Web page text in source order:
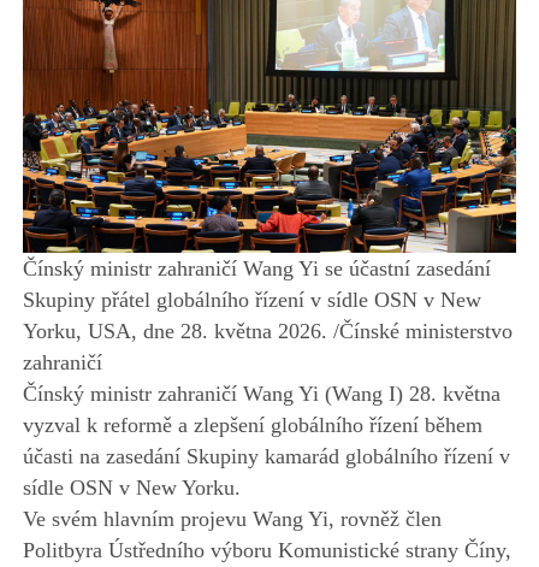
Čínský ministr zahraničí Wang Yi se účastní zasedání
Skupiny přátel globálního řízení v sídle OSN v New
Yorku, USA, dne 28. května 2026. /Čínské ministerstvo
zahraničí
Čínský ministr zahraničí Wang Yi (Wang I) 28. května
vyzval k reformě a zlepšení globálního řízení během
účasti na zasedání Skupiny kamarád globálního řízení v
sídle OSN v New Yorku.
Ve svém hlavním projevu Wang Yi, rovněž člen
Politbyra Ústředního výboru Komunistické strany Číny,